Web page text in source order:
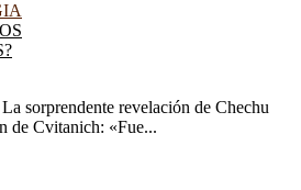
La sorprendente revelación de Chechu
de Cvitanich: «Fue...